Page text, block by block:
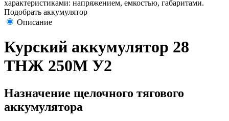
характеристиками: напряжением, емкостью, габаритами.
Подобрать аккумулятор
Описание
Курский аккумулятор 28
ТНЖ 250М У2
Назначение щелочного тягового
аккумулятора